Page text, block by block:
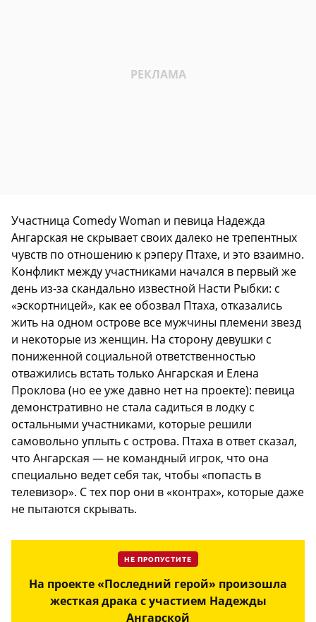
Участница Comedy Woman и певица Надежда
Ангарская не скрывает своих далеко не трепентных
чувств по отношению к рэперу Птахе, и это взаимно.
Конфликт между участниками начался в первый же
день из-за скандально известной Насти Рыбки: с
«эскортницей», как ее обозвал Птаха, отказались
жить на одном острове все мужчины племени звезд
и некоторые из женщин. На сторону девушки с
пониженной социальной ответственностью
отважились встать только Ангарская и Елена
Проклова (но ее уже давно нет на проекте): певица
демонстративно не стала садиться в лодку с
остальными участниками, которые решили
самовольно уплыть с острова. Птаха в ответ сказал,
что Ангарская — не командный игрок, что она
специально ведет себя так, чтобы «попасть в
телевизор». С тех пор они в «контрах», которые даже
не пытаются скрывать.
НЕ ПРОПУСТИТЕ
На проекте «Последний герой» произошла
жесткая драка с участием Надежды
Ангарской